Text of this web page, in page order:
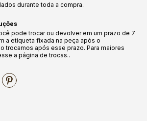
durante toda a compra.
pode trocar ou devolver em um prazo de 7
a etiqueta fixada na peça após o
trocamos após esse prazo. Para maiores
a página de trocas..